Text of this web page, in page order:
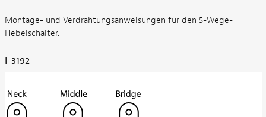
Montage- und Verdrahtungsanweisungen für den 5-Wege-
Hebelschalter.
I-3192